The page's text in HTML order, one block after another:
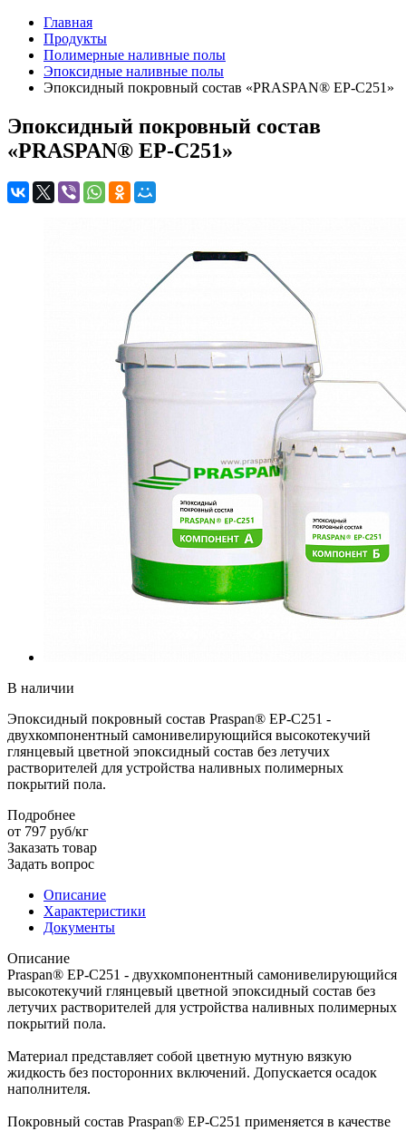
Главная
Продукты
Полимерные наливные полы
Эпоксидные наливные полы
Эпоксидный покровный состав «PRASPAN® EP-C251»
Эпоксидный покровный состав
«PRASPAN® EP-C251»
В наличии
Эпоксидный покровный состав Praspan® ЕP-C251 -
двухкомпонентный самонивелирующийся высокотекучий
глянцевый цветной эпоксидный состав без летучих
растворителей для устройства наливных полимерных
покрытий пола.
Подробнее
от 797 руб/кг
Заказать товар
Задать вопрос
Описание
Характеристики
Документы
Описание
Praspan® ЕP-C251 - двухкомпонентный самонивелирующийся
высокотекучий глянцевый цветной эпоксидный состав без
летучих растворителей для устройства наливных полимерных
покрытий пола.
Материал представляет собой цветную мутную вязкую
жидкость без посторонних включений. Допускается осадок
наполнителя.
Покровный состав Praspan® ЕP-C251 применяется в качестве